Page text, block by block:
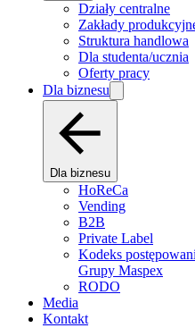
Działy centralne
Zakłady
Struktura handlowa
Dla studenta/ucznia
Oferty pracy
Dla biznesu
Dla biznesu
HoReCa
Vending
B2B
Private Label
Kodeks
Grupy Maspex
RODO
Media
Kontakt